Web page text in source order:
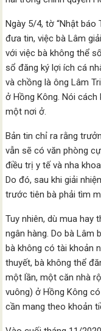
Ngày 5/4, tờ “Nhật báo
đưa tin, việc bà Lâm
với việc bà không thể
sổ đăng ký lợi ích cá
và chồng là ông Lâm
ở Hồng Kông. Nói
một nơi ở.
Bản tin chỉ ra rằng
vẫn sẽ có văn phòng
điều trị y tế và nha
Do đó, sau khi giải
trước tiên bà phải tìm
Tuy nhiên, dù mua hay
ngân hàng. Do bà Lâm
bà không có tài khoản
thuyết, bà không thể
một lần, một căn nhà
vuông) ở Hồng Kông
cần mang theo khoản